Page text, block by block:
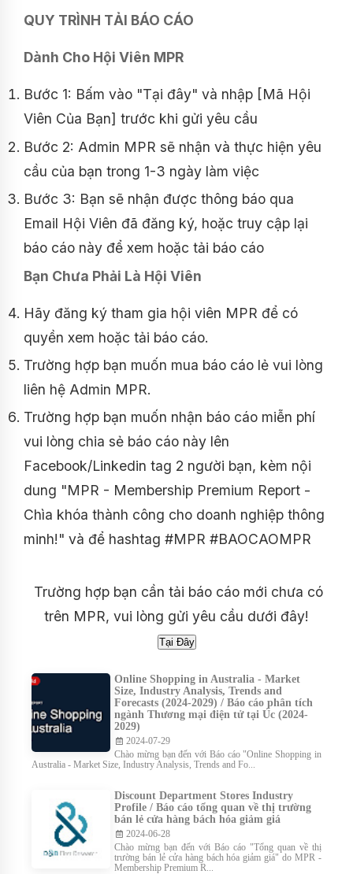
QUY TRÌNH TẢI BÁO CÁO
Dành Cho Hội Viên MPR
Bước 1: Bấm vào "Tại đây" và nhập [Mã Hội
Viên Của Bạn] trước khi gửi yêu cầu
Bước 2: Admin MPR sẽ nhận và thực hiện yêu
cầu của bạn trong 1-3 ngày làm việc
Bước 3: Bạn sẽ nhận được thông báo qua
Email Hội Viên đã đăng ký, hoặc truy cập lại
báo cáo này để xem hoặc tải báo cáo
Bạn Chưa Phải Là Hội Viên
Hãy đăng ký tham gia hội viên MPR để có
quyền xem hoặc tải báo cáo.
Trường hợp bạn muốn mua báo cáo lẻ vui lòng
liên hệ Admin MPR.
Trường hợp bạn muốn nhận báo cáo miễn phí
vui lòng chia sẻ báo cáo này lên
Facebook/Linkedin tag 2 người bạn, kèm nội
dung "MPR - Membership Premium Report -
Chìa khóa thành công cho doanh nghiệp thông
minh!" và để hashtag #MPR #BAOCAOMPR
Trường hợp bạn cần tải báo cáo mới chưa có
trên MPR, vui lòng gửi yêu cầu dưới đây!
Online Shopping in Australia - Market
Size, Industry Analysis, Trends and
Forecasts (2024-2029) / Báo cáo phân tích
ngành Thương mại điện tử tại Úc (2024-
2029)
2024-07-29
Chào mừng bạn đến với Báo cáo "Online Shopping in
Australia - Market Size, Industry Analysis, Trends and Fo...
Discount Department Stores Industry
Profile / Báo cáo tổng quan về thị trường
bán lẻ cửa hàng bách hóa giảm giá
2024-06-28
Chào mừng bạn đến với Báo cáo "Tổng quan về thị
trường bán lẻ cửa hàng bách hóa giảm giá" do MPR -
Membership Premium R...